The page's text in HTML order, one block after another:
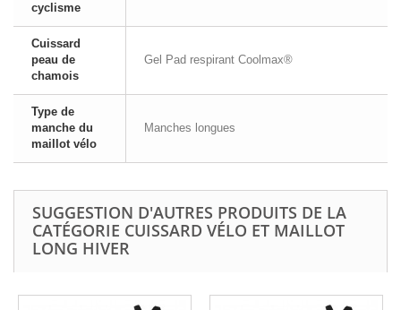
cyclisme
Cuissard
peau de
chamois
Gel Pad respirant Coolmax®
Type de
manche du
maillot vélo
Manches longues
SUGGESTION D'AUTRES PRODUITS DE LA
CATÉGORIE CUISSARD VÉLO ET MAILLOT
LONG HIVER